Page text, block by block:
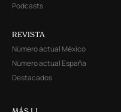
Podcasts
REVISTA
Número actual México
Número actual España
Destacados